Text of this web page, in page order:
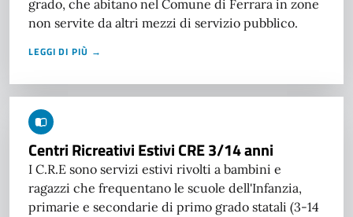
grado, che abitano nel Comune di Ferrara in zone
non servite da altri mezzi di servizio pubblico.
LEGGI DI PIÙ →
Centri Ricreativi Estivi CRE 3/14 anni
I C.R.E sono servizi estivi rivolti a bambini e
ragazzi che frequentano le scuole dell'Infanzia,
primarie e secondarie di primo grado statali (3-14